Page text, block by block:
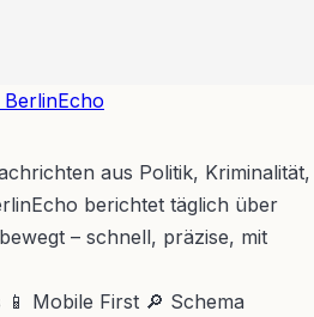
aus Politik, Kriminalität,
berichtet täglich über
– schnell, präzise, mit
📱 Mobile First 🔎 Schema